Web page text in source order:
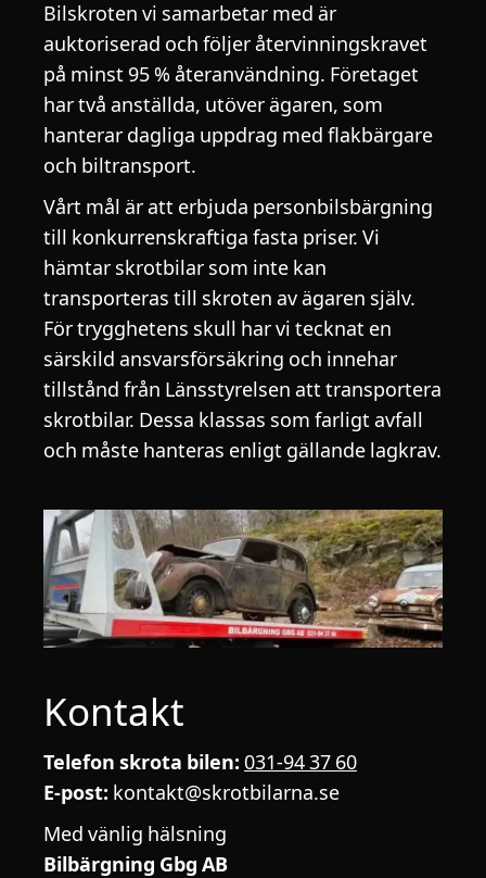
Bilskroten vi samarbetar med är
auktoriserad och följer återvinningskravet
på minst 95 % återanvändning. Företaget
har två anställda, utöver ägaren, som
hanterar dagliga uppdrag med flakbärgare
och biltransport.
Vårt mål är att erbjuda personbilsbärgning
till konkurrenskraftiga fasta priser. Vi
hämtar skrotbilar som inte kan
transporteras till skroten av ägaren själv.
För trygghetens skull har vi tecknat en
särskild ansvarsförsäkring och innehar
tillstånd från Länsstyrelsen att transportera
skrotbilar. Dessa klassas som farligt avfall
och måste hanteras enligt gällande lagkrav.
Kontakt
Telefon skrota bilen: 031-94 37 60
E-post: kontakt@skrotbilarna.se
Med vänlig hälsning
Bilbärgning Gbg AB